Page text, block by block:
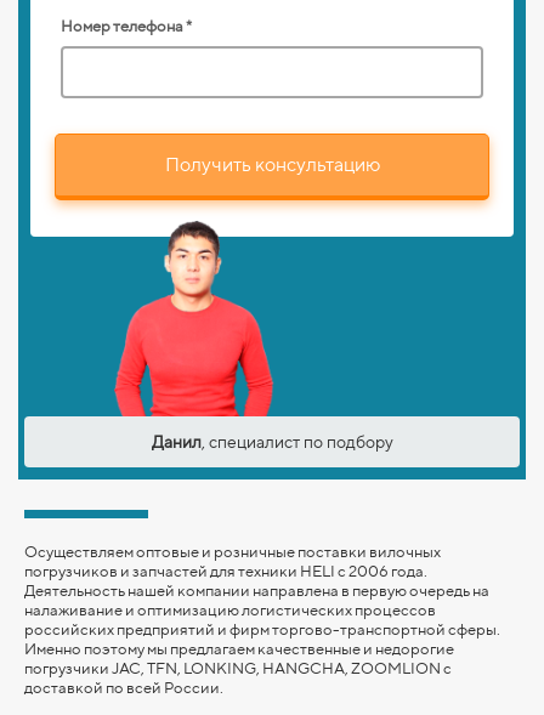
Номер телефона *
Получить консультацию
Данил, специалист по подбору
Осуществляем оптовые и розничные поставки вилочных
погрузчиков и запчастей для техники HELI с 2006 года.
Деятельность нашей компании направлена в первую очередь на
налаживание и оптимизацию логистических процессов
российских предприятий и фирм торгово-транспортной сферы.
Именно поэтому мы предлагаем качественные и недорогие
погрузчики JAC, TFN, LONKING, HANGCHA, ZOOMLION с
доставкой по всей России.